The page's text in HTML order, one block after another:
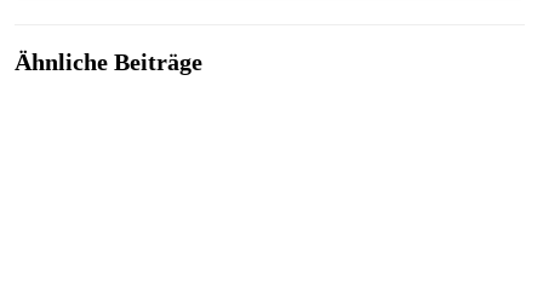
Ähnliche Beiträge